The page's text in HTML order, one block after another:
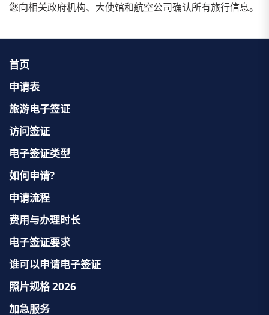
您向相关政府机构、大使馆和航空公司确认所有旅行信息。
首页
申请表
旅游电子签证
访问签证
电子签证类型
如何申请?
申请流程
费用与办理时长
电子签证要求
谁可以申请电子签证
照片规格 2026
加急服务